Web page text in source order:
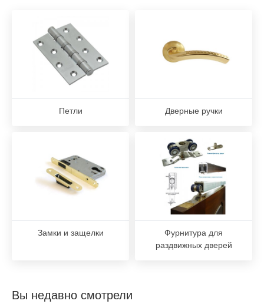
Петли Дверные ручки
Замки и защелки
Фурнитура для
раздвижных дверей
Вы недавно смотрели